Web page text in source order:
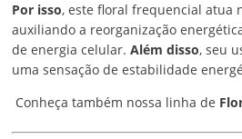
Por isso, este floral frequencial atua
auxiliando a reorganização
de energia celular.Além disso, seu
uma sensação de estabilidade
Conheça também nossa linha de